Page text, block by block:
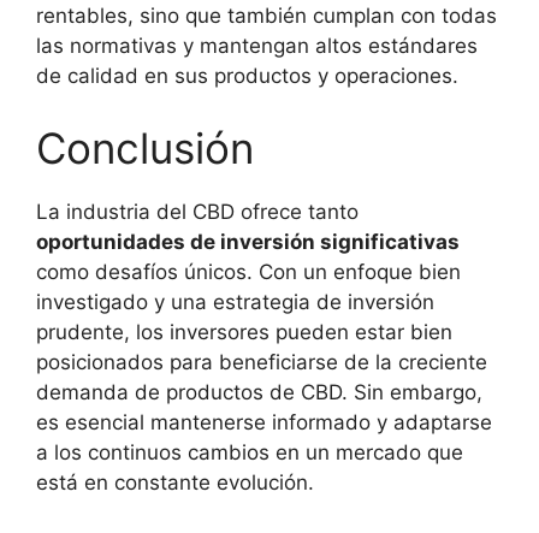
rentables, sino que también cumplan con todas
las normativas y mantengan altos estándares
de calidad en sus productos y operaciones.
Conclusión
La industria del CBD ofrece tanto
oportunidades de inversión significativas
como desafíos únicos. Con un enfoque bien
investigado y una estrategia de inversión
prudente, los inversores pueden estar bien
posicionados para beneficiarse de la creciente
demanda de productos de CBD. Sin embargo,
es esencial mantenerse informado y adaptarse
a los continuos cambios en un mercado que
está en constante evolución.